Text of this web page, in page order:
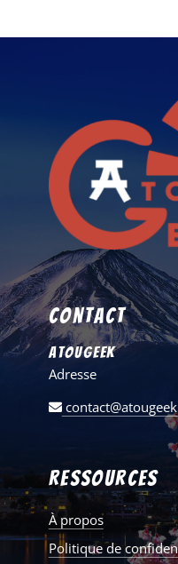
Contact
AtouGeek
Adresse
Ressources
À propos
Politique de